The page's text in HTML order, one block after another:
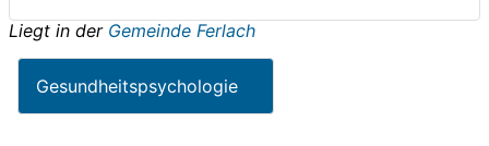
Liegt in der Gemeinde Ferlach
Gesundheitspsychologie